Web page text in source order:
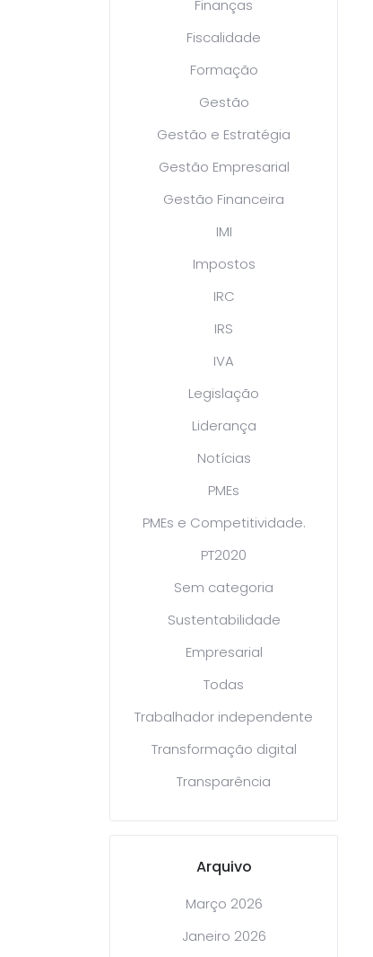
Finanças
Fiscalidade
Formação
Gestão
Gestão e Estratégia
Gestão Empresarial
Gestão Financeira
IMI
Impostos
IRC
IRS
IVA
Legislação
Liderança
Notícias
PMEs
PMEs e Competitividade.
PT2020
Sem categoria
Sustentabilidade
Empresarial
Todas
Trabalhador independente
Transformação digital
Transparência
Arquivo
Março 2026
Janeiro 2026